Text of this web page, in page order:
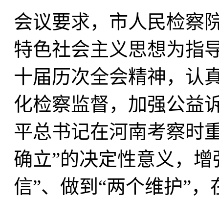
会议要求，市人民检察
特色社会主义思想为指
十届历次全会精神，认
化检察监督，加强公益
平总书记在河南考察时
确立”的决定性意义，
信”、做到“两个维护”